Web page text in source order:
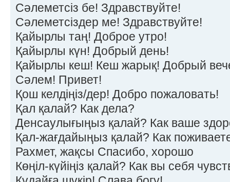
Сәлеметсіз бе! Здравствуйте!
Сәлеметсіздер ме! Здравствуйте!
Қайырлы таң! Доброе утро!
Қайырлы күн! Добрый день!
Қайырлы кеш! Кеш жарық! Добрый
Сәлем! Привет!
Қош келдіңіз/дер! Добро пожаловать!
Қал қалай? Как дела?
Денсаулығыңыз қалай? Как ваше
Қал-жағдайыңыз қалай? Как
Рахмет, жақсы Спасибо, хорошо
Көңіл-күйіңіз қалай? Как вы себя